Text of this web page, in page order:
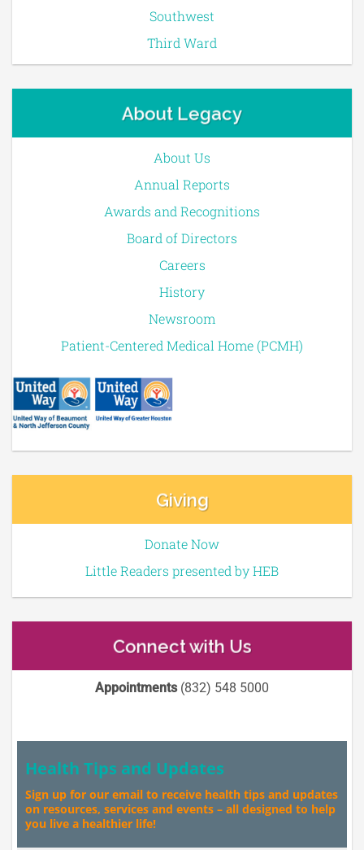
Southwest
Third Ward
About Legacy
About Us
Annual Reports
Awards and Recognitions
Board of Directors
Careers
History
Newsroom
Patient-Centered Medical Home (PCMH)
Giving
Donate Now
Little Readers presented by HEB
Connect with Us
Appointments(832) 548 5000
Health Tips and Updates
Sign up for our email to receive health tips and updates
on resources, services and events – all designed to help
you live a healthier life!